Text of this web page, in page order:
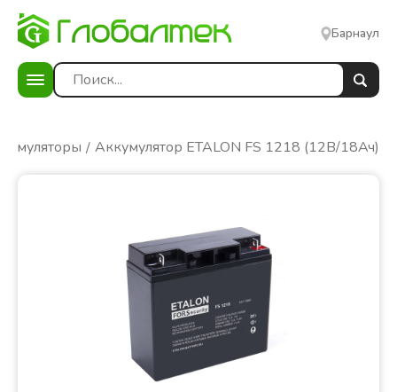
Барнаул
Аккумулятор ETALON FS 1218 (12В/18Ач)